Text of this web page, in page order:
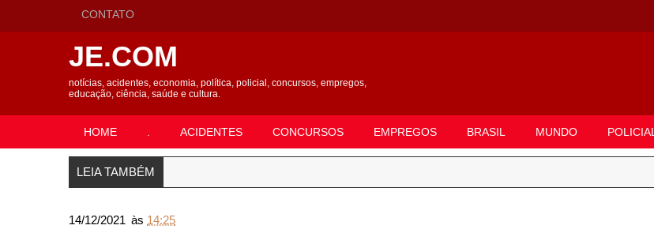
CONTATO
JE.COM
notícias, acidentes, economia, política, policial, concursos, empregos,
educação, ciência, saúde e cultura.
HOME ACIDENTES CONCURSOS EMPREGOS BRASIL MUNDO POLICIAL
LEIA TAMBÉM
14/12/2021 às 14:25